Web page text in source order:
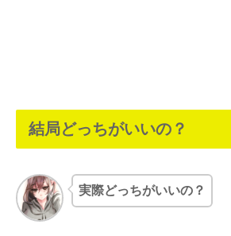
結局どっちがいいの？
実際どっちがいいの？